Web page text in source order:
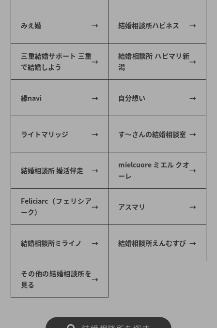
みえ婚 結婚相談所ハピネス
三重結婚サポート 三重
で結婚しよう
結婚相談所 ハピマリ新
潟
縁navi 自分想い
ライトマリッジ す～さんの結婚相談室
結婚相談所 婚活伴走
mielcuore ミエル クオ
ーレ
Feliciarc（フェリシア
ーク）
アスマリ
結婚相談所ミライノ 結婚相談所えんむすび
その他の結婚相談所を
見る